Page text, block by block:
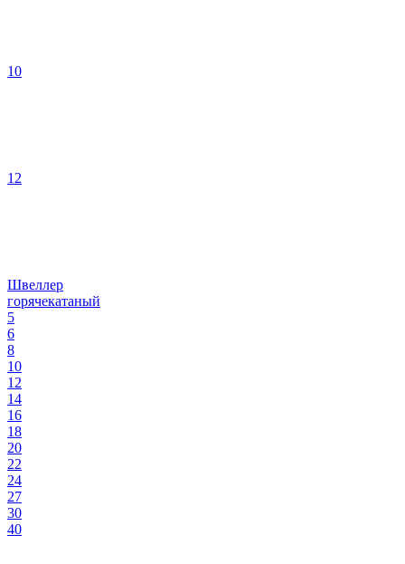
10
12
Швеллер
горячекатаный
5
6
8
10
12
14
16
18
20
22
24
27
30
40